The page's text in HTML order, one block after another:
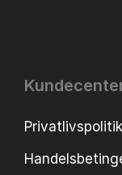
Privatlivspolitik